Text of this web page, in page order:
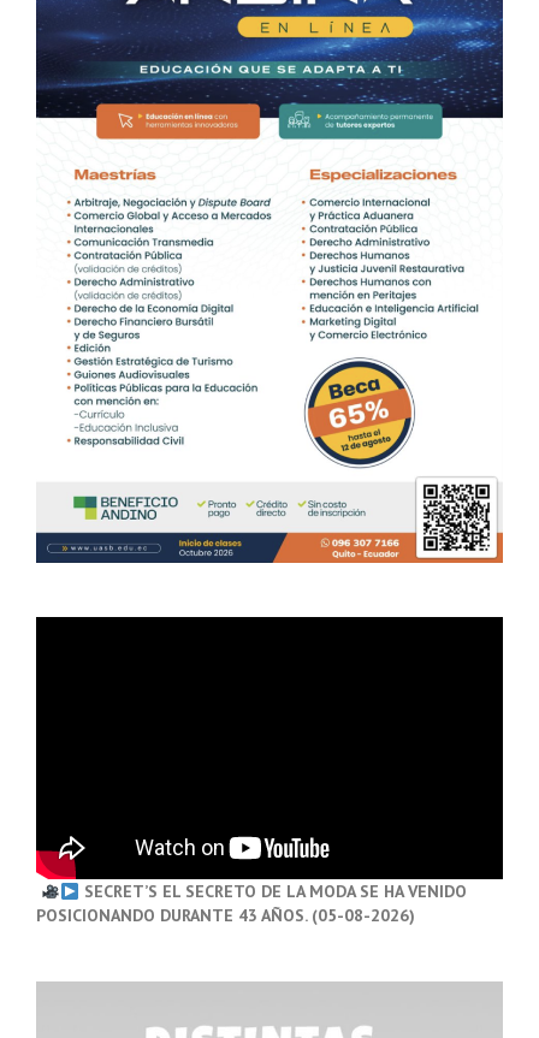
SECRET’S EL SECRETO DE LA MODA SE HA VENIDO
POSICIONANDO DURANTE 43 AÑOS. (05-08-2026)